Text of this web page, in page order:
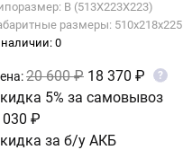
B (513X223X223)
размеры: 510x218x225
0
20 600 ₽ 18 370 ₽ ?
5% за самовывоз
030 ₽
за б/у АКБ